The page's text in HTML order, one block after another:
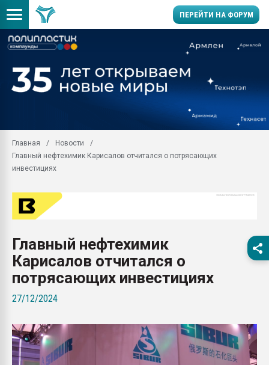
ПЕРЕЙТИ НА ФОРУМ
Вакуум-формовочные
28.07.2026
Всё, что касается
вакуумного
Продам отходы
поликарбоната и АБС-
Armaloy PC/ABS-1IM
Главная
Новости
Главный нефтехимик Карисалов отчитался о потрясающих
инвестициях
Главный нефтехимик
Карисалов отчитался о
потрясающих инвестициях
27/12/2024